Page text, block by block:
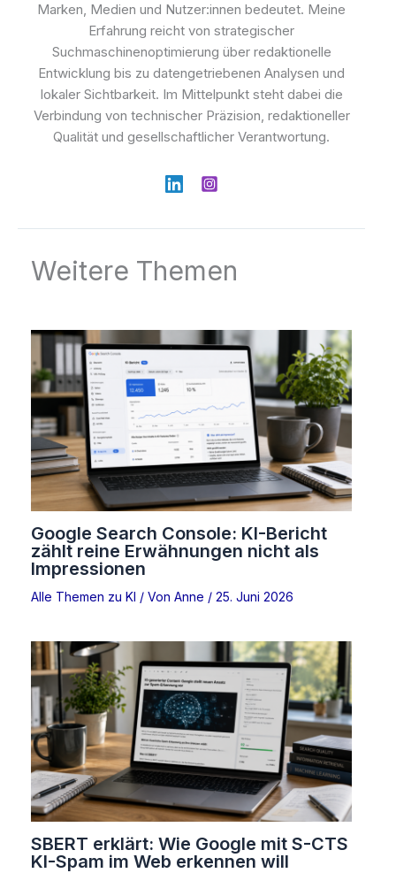
Marken, Medien und Nutzer:innen bedeutet. Meine
Erfahrung reicht von strategischer
Suchmaschinenoptimierung über redaktionelle
Entwicklung bis zu datengetriebenen Analysen und
lokaler Sichtbarkeit. Im Mittelpunkt steht dabei die
Verbindung von technischer Präzision, redaktioneller
Qualität und gesellschaftlicher Verantwortung.
Weitere Themen
Google Search Console: KI-Bericht
zählt reine Erwähnungen nicht als
Impressionen
Alle Themen zu KI / Von Anne / 25. Juni 2026
SBERT erklärt: Wie Google mit S-CTS
KI-Spam im Web erkennen will